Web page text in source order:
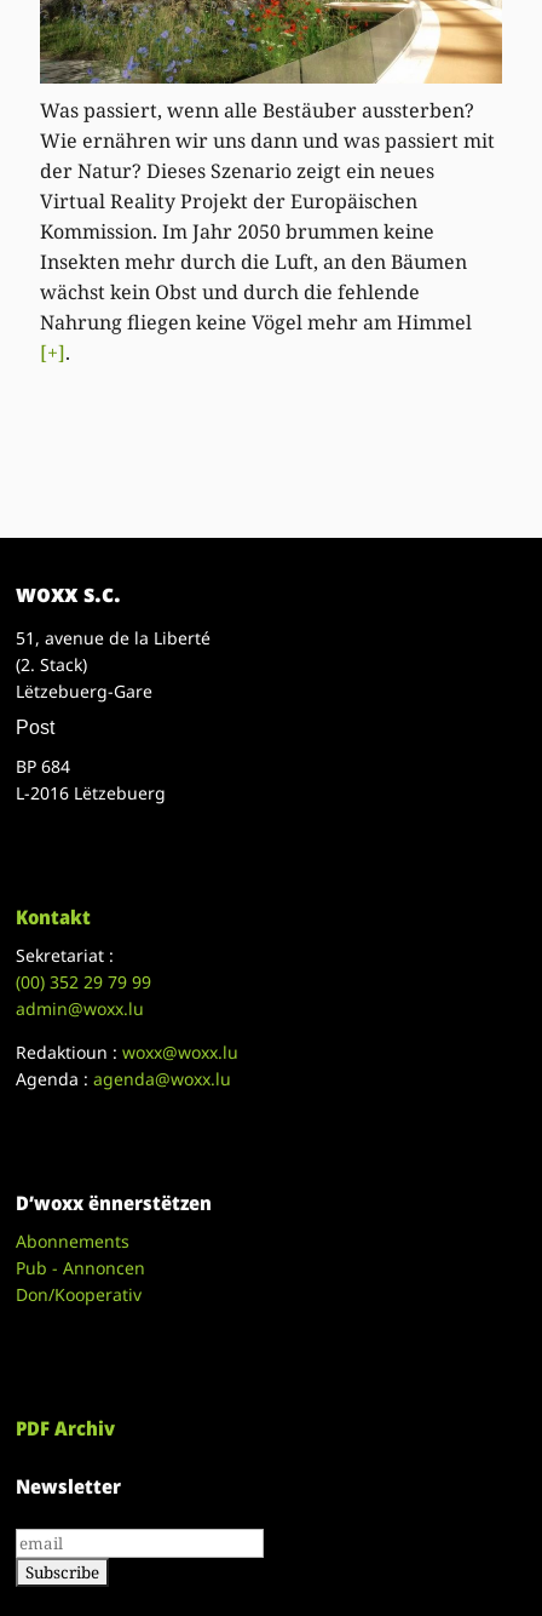
Was passiert, wenn alle Bestäuber aussterben?
Wie ernähren wir uns dann und was passiert mit
der Natur? Dieses Szenario zeigt ein neues
Virtual Reality Projekt der Europäischen
Kommission. Im Jahr 2050 brummen keine
Insekten mehr durch die Luft, an den Bäumen
wächst kein Obst und durch die fehlende
Nahrung fliegen keine Vögel mehr am Himmel
[+].
woxx s.c.
51, avenue de la Liberté
(2. Stack)
Lëtzebuerg-Gare
Post
BP 684
L-2016 Lëtzebuerg
Kontakt
Sekretariat :
(00)352 29 79 99
admin@woxx.lu
Redaktioun :woxx@woxx.lu
Agenda :agenda@woxx.lu
D’woxx ënnerstëtzen
Abonnements
Pub - Annoncen
Don/Kooperativ
PDF Archiv
Newsletter